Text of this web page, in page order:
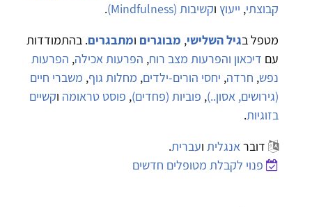
קבוצתי, ייעוץ וקשיבות (Mindfulness)
.
מטפל בגיל השלישי, מבוגרים ומתבגרים. בהתמודדות
עם דיכאון והפרעות מצב רוח, הפרעות אכילה, הפרעות
נפש, חרדה, יחסי הורים-ילדים, מחלות גוף, משברי חיים
(גירושים, אסון..), פוביות (פחדים), פוסט טראומה וקשיים
בזוגיות.
דובראנגלית ועברית.
פנוי לקבלת מטופלים חדשים